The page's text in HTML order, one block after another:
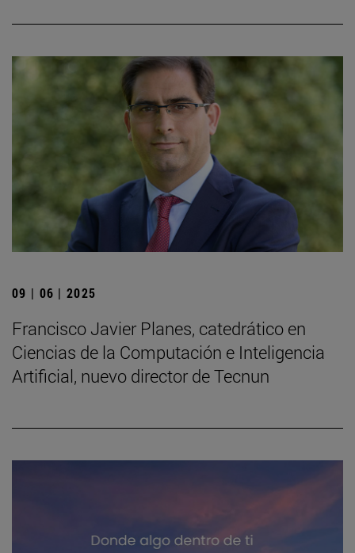
09 | 06 | 2025
Francisco Javier Planes, catedrático en
Ciencias de la Computación e Inteligencia
Artificial, nuevo director de Tecnun